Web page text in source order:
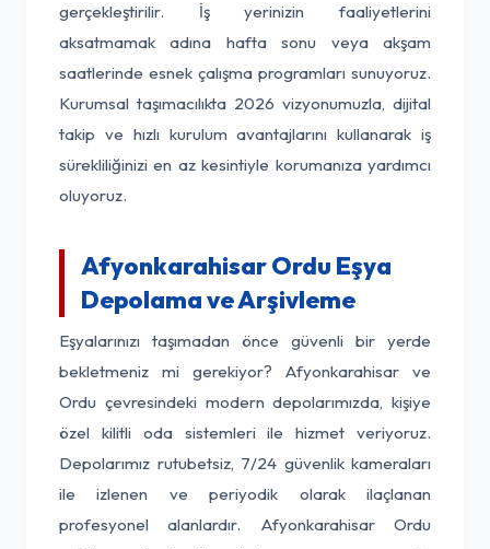
gerçekleştirilir. İş yerinizin faaliyetlerini
aksatmamak adına hafta sonu veya akşam
saatlerinde esnek çalışma programları sunuyoruz.
Kurumsal taşımacılıkta 2026 vizyonumuzla, dijital
takip ve hızlı kurulum avantajlarını kullanarak iş
sürekliliğinizi en az kesintiyle korumanıza yardımcı
oluyoruz.
Afyonkarahisar Ordu Eşya
Depolama ve Arşivleme
Eşyalarınızı taşımadan önce güvenli bir yerde
bekletmeniz mi gerekiyor? Afyonkarahisar ve
Ordu çevresindeki modern depolarımızda, kişiye
özel kilitli oda sistemleri ile hizmet veriyoruz.
Depolarımız rutubetsiz, 7/24 güvenlik kameraları
ile izlenen ve periyodik olarak ilaçlanan
profesyonel alanlardır. Afyonkarahisar Ordu